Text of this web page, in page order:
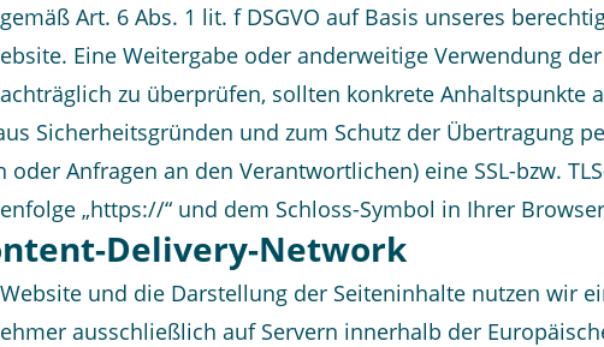
Art. 6 Abs. 1 lit. f DSGVO auf Basis unseres
Eine Weitergabe oder anderweitige Verwendung
zu überprüfen, sollten konkrete Anhaltspunkte
Sicherheitsgründen und zum Schutz der Übertragung
oder Anfragen an den Verantwortlichen) eine SSL-bzw.
„https://“ und dem Schloss-Symbol in Ihrer
Delivery-Network
und die Darstellung der Seiteninhalte nutzen wir
ausschließlich auf Servern innerhalb der